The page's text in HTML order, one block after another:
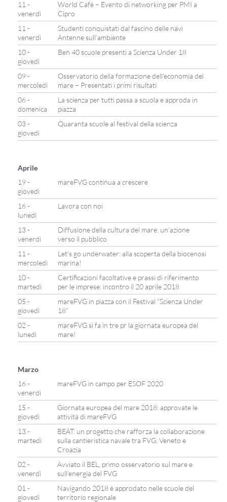
11 -
venerdì
World Cafè – Evento di networking per PMI a
Cipro
11 -
venerdì
Studenti conquistati dal fascino delle navi
Antenne sull’ambiente
10 -
giovedì
Ben 40 scuole presenti a Scienza Under 18
09 -
mercoledì
Osservatorio della formazione dell’economia del
mare – Presentati i primi risultati
06 -
domenica
La scienza per tutti passa a scuola e approda in
piazza
03 -
giovedì
Quaranta scuole al festival della scienza
Aprile
19 -
giovedì
mareFVG continua a crescere
16 -
lunedì
Lavora con noi
13 -
venerdì
Diffusione della cultura del mare: un’azione
verso il pubblico
11 -
mercoledì
Let’s go underwater: alla scoperta della biocenosi
marina!
10 -
martedì
Certificazioni facoltative e prassi di riferimento
per le imprese: incontro il 20 aprile 2018
05 -
giovedì
mareFVG in piazza con il Festival “Scienza Under
18”
02 -
lunedì
mareFVG si fa in tre pr la giornata europea del
mare!
Marzo
16 -
venerdì
mareFVG in campo per ESOF 2020
15 -
giovedì
Giornata europea del mare 2018: approvate le
attività di mareFVG
13 -
martedì
BEAT: un progetto che rafforza la collaborazione
sulla cantieristica navale tra FVG, Veneto e
Croazia
02 -
venerdì
Avviato il BEL, primo osservatorio sul mare e
sull’energia del FVG
01 -
giovedì
Navigando 2018 è approdato nelle scuole del
territorio regionale